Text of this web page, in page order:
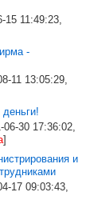
15 11:49:23,
-
11 13:05:29,
06-30 17:36:02,
]
и
17 09:03:43,